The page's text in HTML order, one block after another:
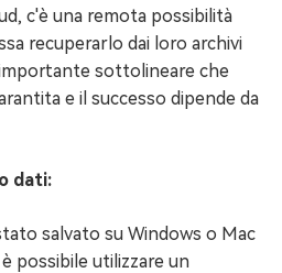
c'è una remota possibilità
recuperarlo dai loro archivi
sottolineare che
e il successo dipende da
dati:
salvato su Windows o Mac
possibile utilizzare un